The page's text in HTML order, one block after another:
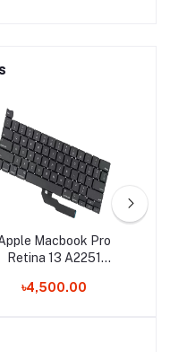
Macbook Pro
Retina 13 A2251
৳4,500.00